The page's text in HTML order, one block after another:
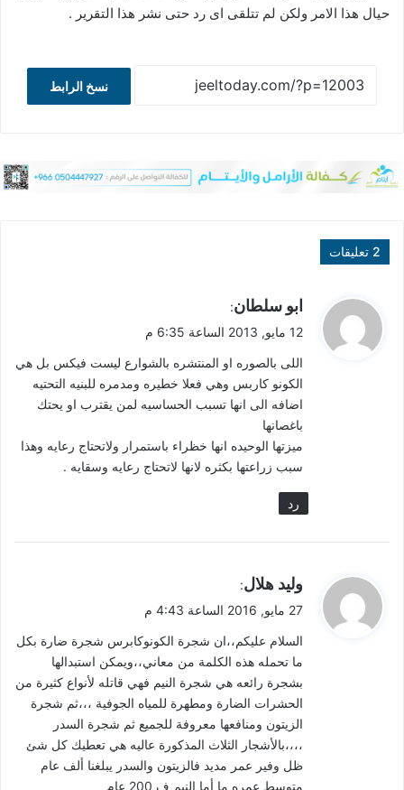
حيال هذا الامر ولكن لم تتلقى اى رد حتى نشر هذا التقرير .
نسخ الرابط
‫2 تعليقات
ي
ق
ل
ابو سلطان:
12 مايو, 2013 الساعة 6:35 م
اللى بالصوره او المنتشره بالشوارع ليست فيكس بل هي
الكونو كاربس وهي فعلا خطيره ومدمره للبنيه التحتيه
اضافه الى انها تسبب الحساسيه لمن يقترب او يحتك
باغصانها
ميزتها الوحيده انها خظراء باستمرار ولاتحتاج رعايه وهذا
سبب زراعتها بكثره لانها لاتحتاج رعايه وسقايه .
رد
ي
ق
ل
وليد هلال:
27 مايو, 2016 الساعة 4:43 م
السلام عليكم،،ان شجرة الكونوكابرس شجرة ضارة بكل
ما تحمله هذه الكلمة من معاني،،ويمكن استبدالها
بشجرة رائعه هي شجرة النيم فهي قاتله لأنواع كثيرة من
الحشرات الضارة ومطهرة للمياه الجوفية ،،،ثم شجرة
الزيتون ومنافعها معروفة للجميع ثم شجرة السدر
،،،،بالأشجار الثلاث المذكورة عاليه هي تعطيك كل شئ
ظل وفير عمر مديد فالزيتون والسدر يبلغنا ألف عام
متوسط عمره ما أما النيم ف 200 عام